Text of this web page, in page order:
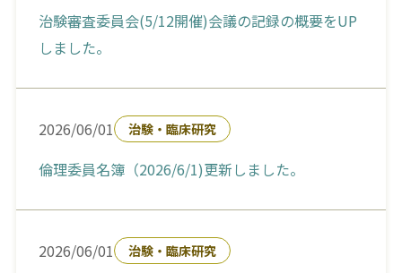
治験審査委員会(5/12開催)会議の記録の概要をUP
しました。
2026/06/01 治験・臨床研究
倫理委員名簿（2026/6/1)更新しました。
2026/06/01 治験・臨床研究